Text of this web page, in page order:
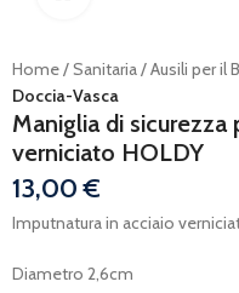
Home Sanitaria Ausili per il
Doccia-Vasca
Maniglia di sicurezza
verniciato HOLDY
13,00€
Imputnatura in acciaio
Diametro 2,6cm